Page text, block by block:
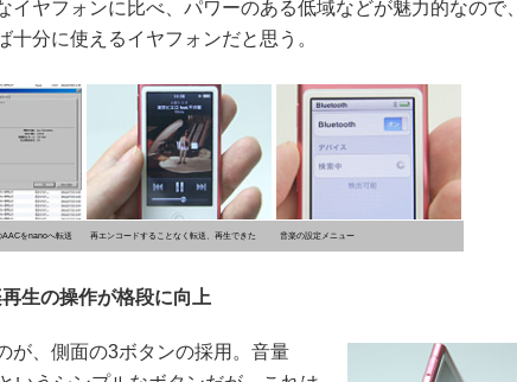
イヤフォンに比べ、パワーのある低域などが魅力的なので、
十分に使えるイヤフォンだと思う。
をnanoへ転送 再エンコードすることなく転送、再生できた 音楽の設定メニュー
生の操作が格段に向上
が、側面の3ボタンの採用。音量